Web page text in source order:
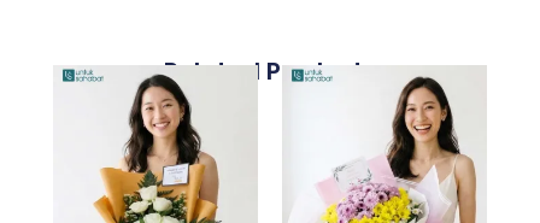
Related Products